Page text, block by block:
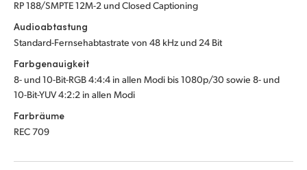
RP 188/SMPTE 12M-2 und Closed Captioning
Audioabtastung
Standard-Fernsehabtastrate von 48 kHz und 24 Bit
Farbgenauigkeit
8- und 10-Bit-RGB 4:4:4 in allen Modi bis 1080p/30 sowie 8- und
10-Bit-YUV 4:2:2 in allen Modi
Farbräume
REC 709